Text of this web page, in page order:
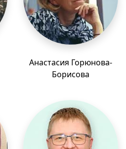
Анастасия Горюнова-
Борисова